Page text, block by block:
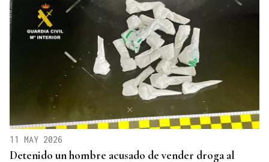
11 MAY 2026
Detenido un hombre acusado de vender droga al